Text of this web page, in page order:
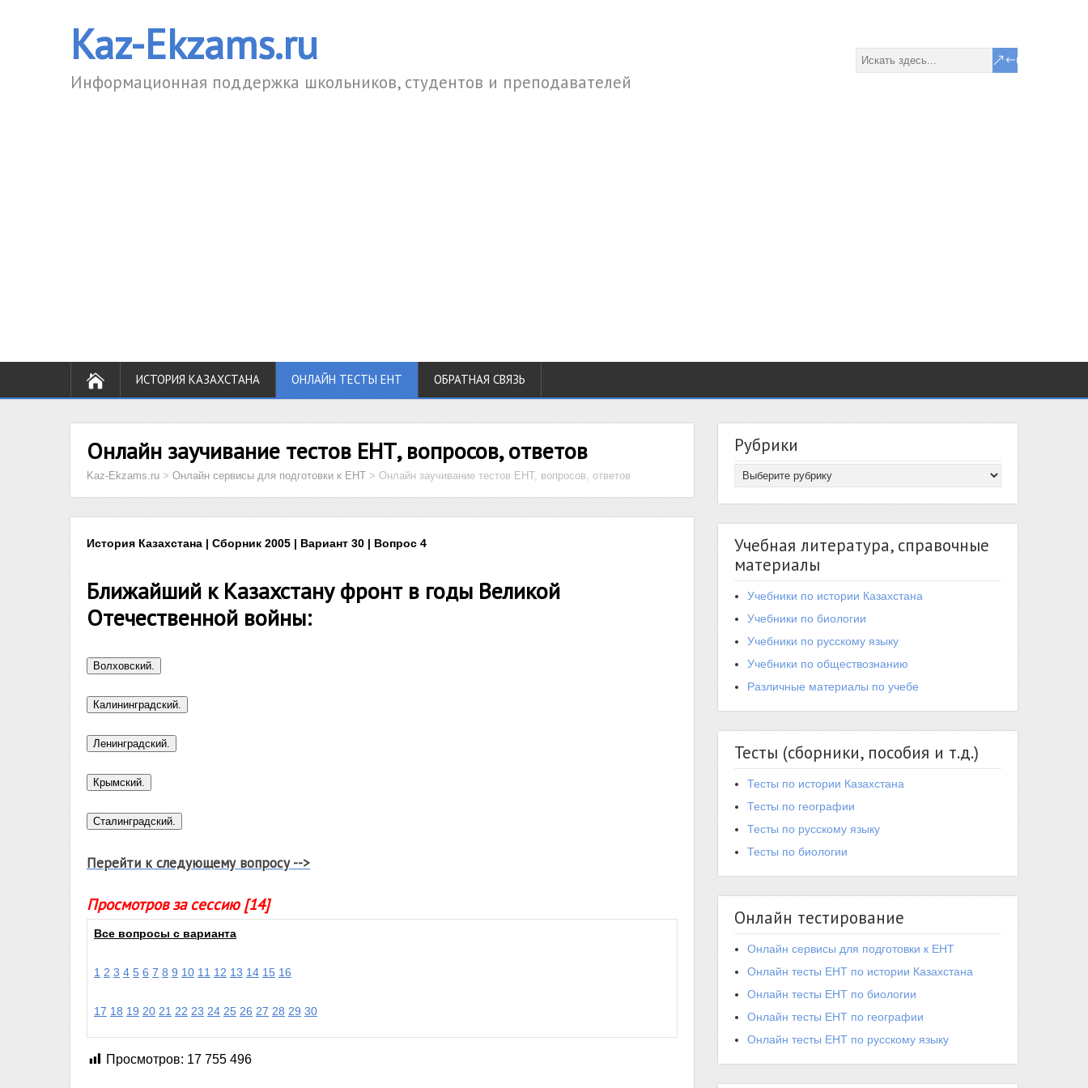
Kaz-Ekzams.ru
Информационная поддержка школьников, студентов и преподавателей
ИСТОРИЯ КАЗАХСТАНА ОНЛАЙН ТЕСТЫ ЕНТ ОБРАТНАЯ СВЯЗЬ
Онлайн заучивание тестов ЕНТ, вопросов, ответов
Kaz-Ekzams.ru > Онлайн сервисы для подготовки к ЕНТ > Онлайн заучивание тестов ЕНТ, вопросов, ответов
История Казахстана | Сборник 2005 | Вариант 30 | Вопрос 4
Ближайший к Казахстану фронт в годы Великой
Отечественной войны:
Перейти к следующему вопросу -->
Просмотров за сессию [14]
Все вопросы с варианта
1 2 3 4 5 6 7 8 9 10 11 12 13 14 15 16
17 18 19 20 21 22 23 24 25 26 27 28 29 30
Просмотров: 17 755 496
Рубрики
Учебная литература, справочные
материалы
Учебники по истории Казахстана
Учебники по биологии
Учебники по русскому языку
Учебники по обществознанию
Различные материалы по учебе
Тесты (сборники, пособия и т.д.)
Тесты по истории Казахстана
Тесты по географии
Тесты по русскому языку
Тесты по биологии
Онлайн тестирование
Онлайн сервисы для подготовки к ЕНТ
Онлайн тесты ЕНТ по истории Казахстана
Онлайн тесты ЕНТ по биологии
Онлайн тесты ЕНТ по географии
Онлайн тесты ЕНТ по русскому языку